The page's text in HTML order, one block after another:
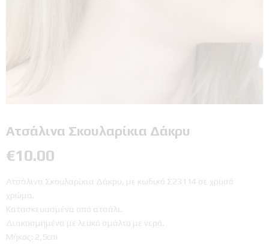
Ατσάλινα Σκουλαρίκια Δάκρυ
€10.00
Ατσάλινα Σκουλαρίκια Δάκρυ, με κωδικό Σ23114 σε χρυσό
χρώμα.
Κατασκευασμένα από ατσάλι.
Διακοσμημένα με λευκό σμάλτο με νερά.
Μήκος: 2,5cm